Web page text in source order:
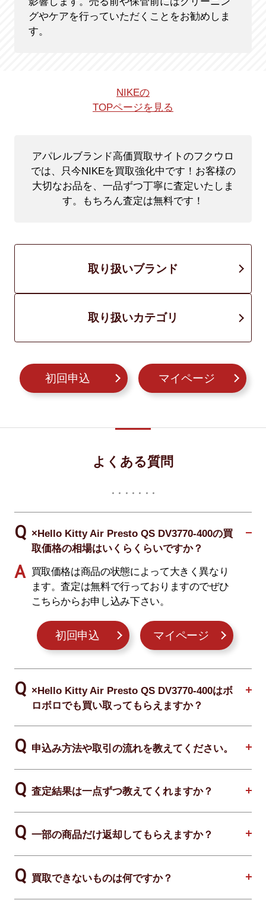
グやケアを行っていただくことをお勧めしま
す。
NIKEの
TOPページを見る
アパレルブランド高価買取サイトのフクウロ
では、只今NIKEを買取強化中です！ お客様の
大切なお品を、一品ずつ丁寧に査定いたしま
す。もちろん査定は無料です！
取り扱いブランド
取り扱いカテゴリ
初回申込 マイページ
よくある質問
×Hello Kitty Air Presto QS DV3770-400の買
取価格の相場はいくらくらいですか？
買取価格は商品の状態によって大きく異なり
ます。査定は無料で行っておりますのでぜひ
こちらからお申し込み下さい。
初回申込 マイページ
×Hello Kitty Air Presto QS DV3770-400はボ
ロボロでも買い取ってもらえますか？
申込み方法や取引の流れを教えてください。
査定結果は一点ずつ教えてくれますか？
一部の商品だけ返却してもらえますか？
買取できないものは何ですか？